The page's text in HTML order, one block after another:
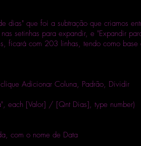
dias" que foi a subtração que criamos
setinhas para expandir, e "Expandir
ficará com 203 linhas, tendo como
Adicionar Coluna, Padrão, Dividir
each [Valor] / [Qnt Dias], type number)
com o nome de Data